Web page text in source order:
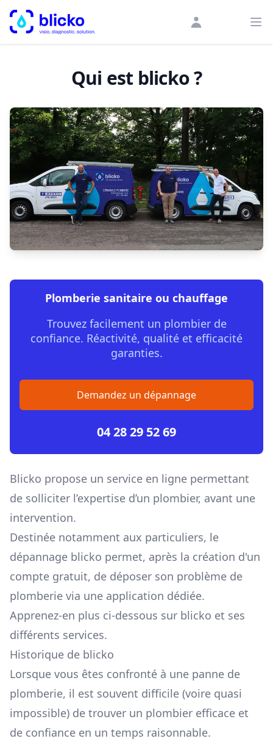
blicko
Qui est blicko ?
Plomberie sanitaire ou chauffage
Trouvez facilement un plombier de
confiance. Réactivité, qualité et efficacité
garanties.
Demandez un dépannage
04 28 29 52 69
Blicko propose un service en ligne permettant
de solliciter l’expertise d’un plombier, avant une
intervention.
Destinée notamment aux particuliers, le
dépannage blicko permet, après la création d'un
compte gratuit, de déposer son problème de
plomberie via une application dédiée.
Apprenez-en plus ci-dessous sur blicko et ses
différents services.
Historique de blicko
Lorsque vous êtes confronté à une panne de
plomberie, il est souvent difficile (voire quasi
impossible) de trouver un plombier efficace et
de confiance en un temps raisonnable.